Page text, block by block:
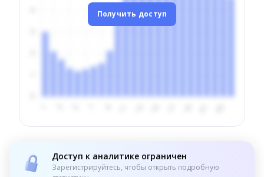
Получить доступ
Доступ к аналитике ограничен
Зарегистрируйтесь, чтобы открыть подробную